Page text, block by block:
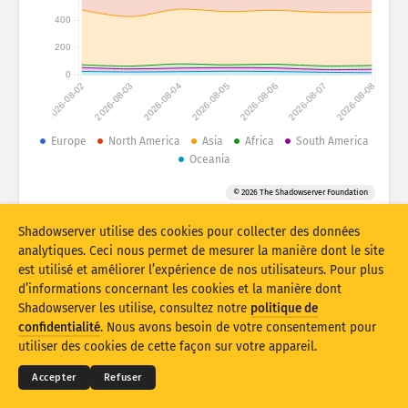
Statistiques d’attaque : appareils
Ensemble de données
Limite
Se chevauchant
Mettre à jour les résultats automatiquement
Mettre à jour Réinitialiser
Télécharger au format PNG
2026-08-02 2026-08-03 2026-08-04 2026-08-05 2026-08-06 2026-08-07 2026-08-08
0
200
400
Europe North America Asia Africa
South America
Oceania
© 2026 The Shadowserver Foundation
© 2026THE SHADOWSERVER FOUNDATION
Confidentialité et conditions
Contactez-nous
Mentions
Shadowserver utilise des cookies pour collecter des données
analytiques. Ceci nous permet de mesurer la manière dont le site
est utilisé et améliorer l’expérience de nos utilisateurs. Pour plus
d’informations concernant les cookies et la manière dont
Shadowserver les utilise, consultez notre politique de
confidentialité. Nous avons besoin de votre consentement pour
utiliser des cookies de cette façon sur votre appareil.
Accepter Refuser